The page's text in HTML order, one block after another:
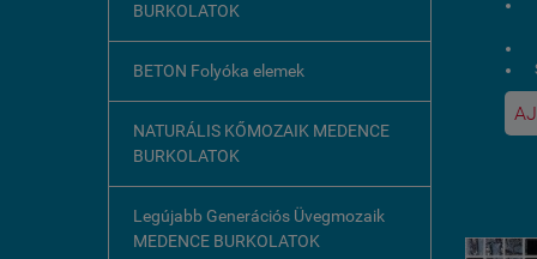
BURKOLATOK
BETON Folyóka elemek
NATURÁLIS KŐMOZAIK MEDENCE
BURKOLATOK
Legújabb Generációs Üvegmozaik
MEDENCE BURKOLATOK